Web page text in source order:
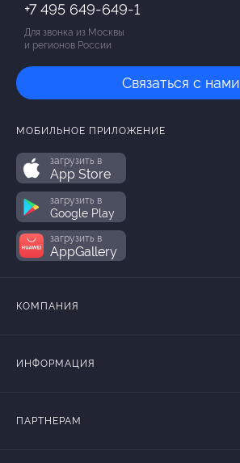
+7 495 649-649-1
Для звонка из Москвы
и регионов России
Связаться с нами
МОБИЛЬНОЕ ПРИЛОЖЕНИЕ
загрузить в
App Store
загрузить в
Google Play
загрузить в
AppGallery
КОМПАНИЯ
ИНФОРМАЦИЯ
ПАРТНЕРАМ